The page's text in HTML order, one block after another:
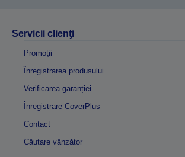
Servicii clienţi
Promoţii
Înregistrarea produsului
Verificarea garanției
Înregistrare CoverPlus
Contact
Căutare vânzător